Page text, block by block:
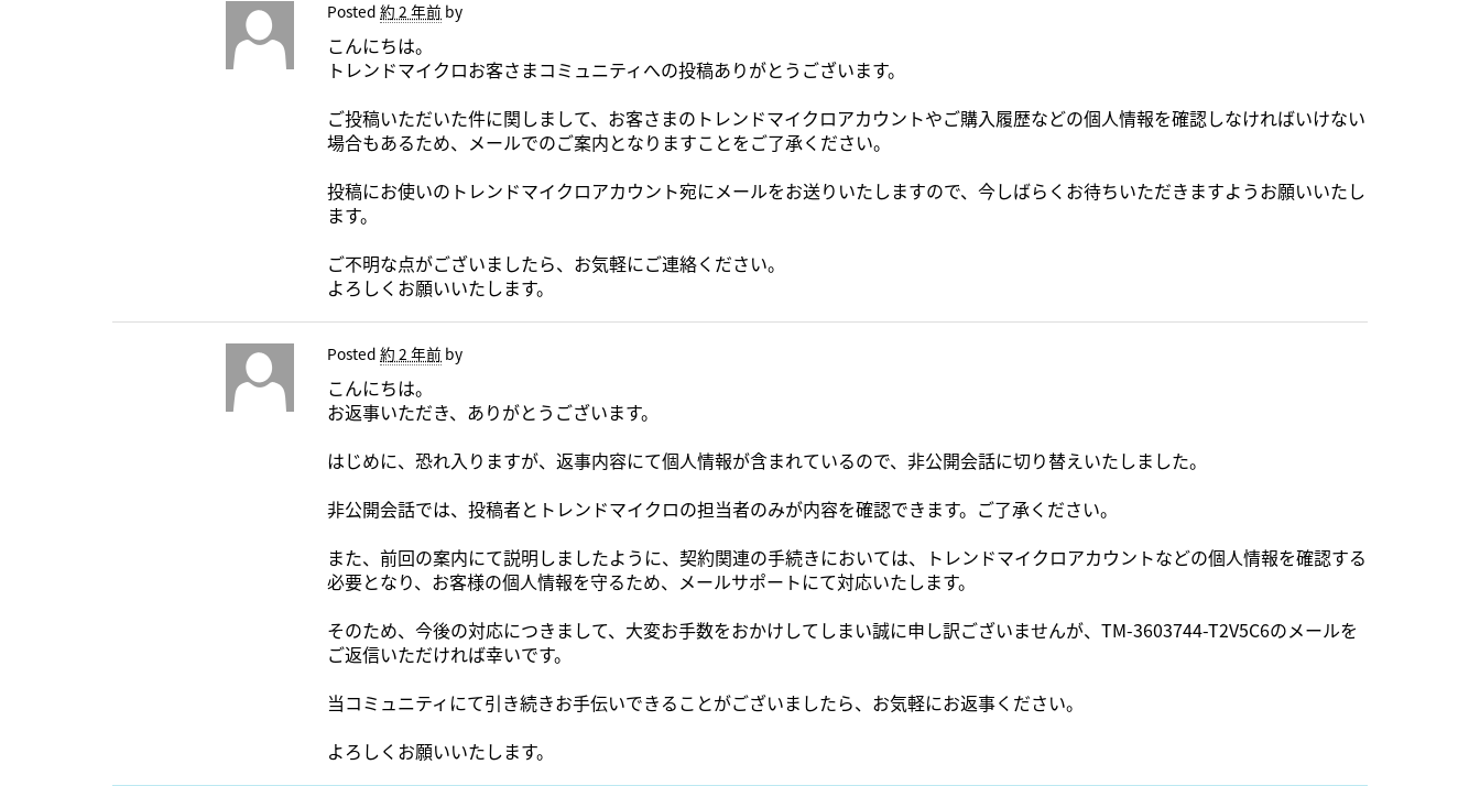
Posted 約 2 年前 by
こんにちは。
トレンドマイクロお客さまコミュニティへの投稿ありがとうございます。
ご投稿いただいた件に関しまして、お客さまのトレンドマイクロアカウントやご購入履歴などの個人情報を確認しなければいけない
場合もあるため、メールでのご案内となりますことをご了承ください。
投稿にお使いのトレンドマイクロアカウント宛にメールをお送りいたしますので、今しばらくお待ちいただきますようお願いいたし
ます。
ご不明な点がございましたら、お気軽にご連絡ください。
よろしくお願いいたします。
Posted 約 2 年前 by
こんにちは。
お返事いただき、ありがとうございます。
はじめに、恐れ入りますが、返事内容にて個人情報が含まれているので、非公開会話に切り替えいたしました。
非公開会話では、投稿者とトレンドマイクロの担当者のみが内容を確認できます。ご了承ください。
また、前回の案内にて説明しましたように、契約関連の手続きにおいては、トレンドマイクロアカウントなどの個人情報を確認する
必要となり、お客様の個人情報を守るため、メールサポートにて対応いたします。
そのため、今後の対応につきまして、大変お手数をおかけしてしまい誠に申し訳ございませんが、TM-3603744-T2V5C6のメールを
ご返信いただければ幸いです。
当コミュニティにて引き続きお手伝いできることがございましたら、お気軽にお返事ください。
よろしくお願いいたします。